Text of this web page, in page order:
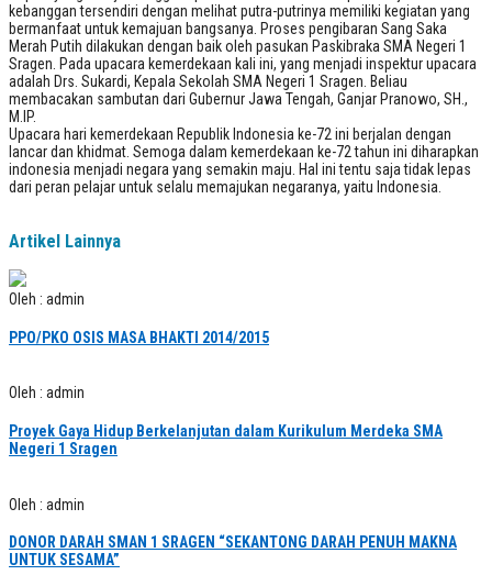
kebanggan tersendiri dengan melihat putra-putrinya memiliki kegiatan yang
bermanfaat untuk kemajuan bangsanya. Proses pengibaran Sang Saka
Merah Putih dilakukan dengan baik oleh pasukan Paskibraka SMA Negeri 1
Sragen. Pada upacara kemerdekaan kali ini, yang menjadi inspektur upacara
adalah Drs. Sukardi, Kepala Sekolah SMA Negeri 1 Sragen. Beliau
membacakan sambutan dari Gubernur Jawa Tengah, Ganjar Pranowo, SH.,
M.IP.
Upacara hari kemerdekaan Republik Indonesia ke-72 ini berjalan dengan
lancar dan khidmat. Semoga dalam kemerdekaan ke-72 tahun ini diharapkan
indonesia menjadi negara yang semakin maju. Hal ini tentu saja tidak lepas
dari peran pelajar untuk selalu memajukan negaranya, yaitu Indonesia.
Artikel Lainnya
Oleh : admin
PPO/PKO OSIS MASA BHAKTI 2014/2015
Oleh : admin
Proyek Gaya Hidup Berkelanjutan dalam Kurikulum Merdeka SMA
Negeri 1 Sragen
Oleh : admin
DONOR DARAH SMAN 1 SRAGEN “SEKANTONG DARAH PENUH MAKNA
UNTUK SESAMA”